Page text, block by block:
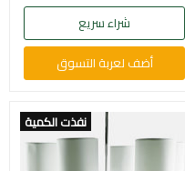
شراء سريع
أضف لعربة التسوق
نفذت الكمية